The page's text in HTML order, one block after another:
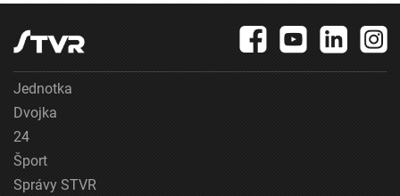
Jednotka
Dvojka
24
Šport
Správy STVR